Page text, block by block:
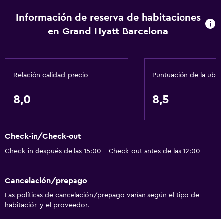
Mostrador de información turística
Acceso con tarjeta
Recepción 24 horas
Caja fuerte
General
Habitaciones familiares
Posibilidad de habitaciones conectadas
Vista a punto de interés
Información de reserva de habitaciones
en Grand Hyatt Barcelona
Relación calidad-precio
8,0
Puntuación de la
8,5
Check-in/Check-out
Check-in después de las 15:00 - Check-out antes de las 12:00
Cancelación/prepago
Las políticas de cancelación/prepago varían según el tipo de
habitación y el proveedor.